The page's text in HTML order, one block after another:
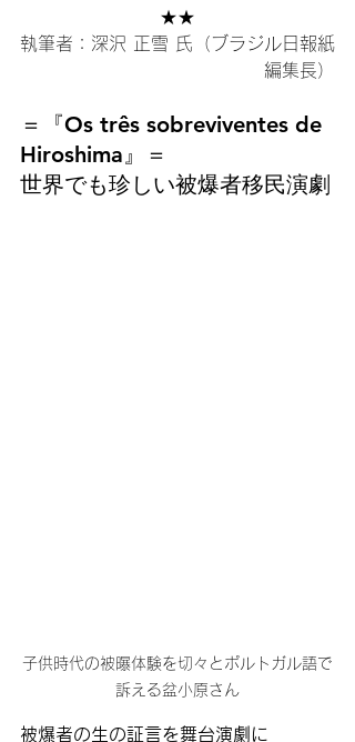
★★
執筆者：深沢 正雪 氏（ブラジル日報紙
編集長）
＝『Os três sobreviventes de
Hiroshima』＝
世界でも珍しい被爆者移民演劇
子供時代の被曝体験を切々とポルトガル語で
訴える盆小原さん
被爆者の生の証言を舞台演劇に